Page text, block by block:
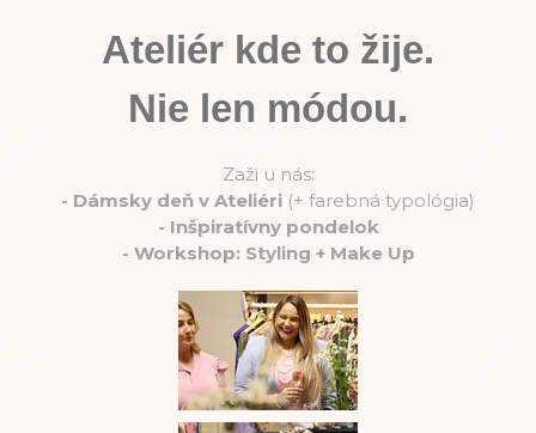
Ateliér kde to žije.
Nie len módou.
Zaži u nás:
- Dámsky deň v Ateliéri (+ farebná typológia)
- Inšpiratívny pondelok
- Workshop: Styling + Make Up